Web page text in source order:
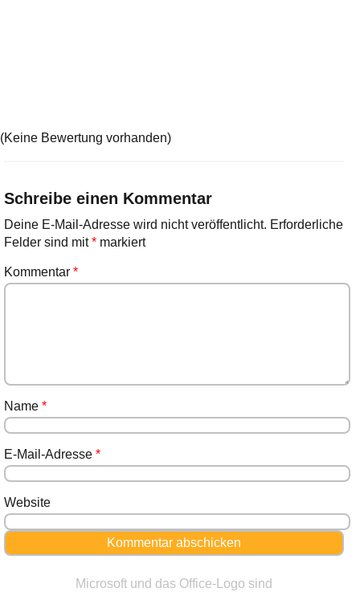
(Keine Bewertung vorhanden)
Schreibe einen Kommentar
Deine E-Mail-Adresse wird nicht veröffentlicht. Erforderliche
Felder sind mit*markiert
Kommentar *
Name *
E-Mail-Adresse *
Website
Microsoft und das Office-Logo sind